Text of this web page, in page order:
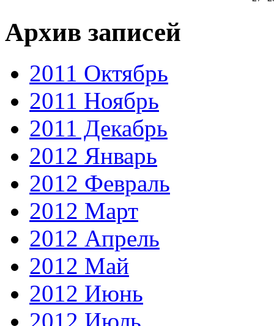
Архив записей
2011 Октябрь
2011 Ноябрь
2011 Декабрь
2012 Январь
2012 Февраль
2012 Март
2012 Апрель
2012 Май
2012 Июнь